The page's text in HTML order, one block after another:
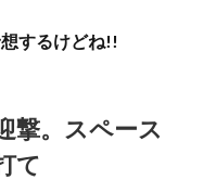
するけどね!!
撃。スペース
て